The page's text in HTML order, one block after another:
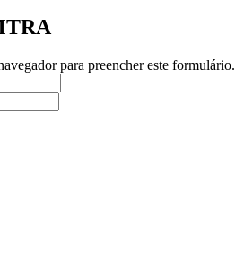
para preencher este formulário.